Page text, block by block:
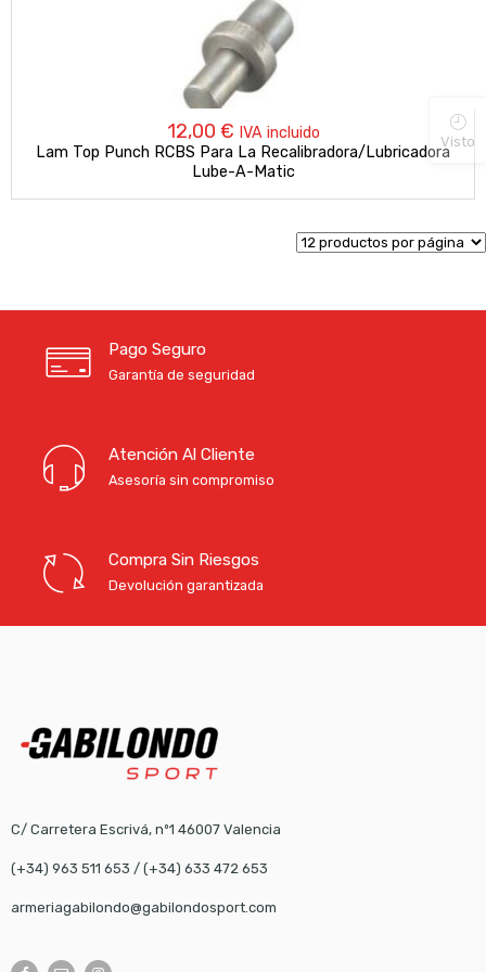
12,00 € IVA incluido
Lam Top Punch RCBS Para La Recalibradora/lubricadora
Lube-A-Matic
Pago Seguro
Garantía de seguridad
Atención Al Cliente
Asesoría sin compromiso
Compra Sin Riesgos
Devolución garantizada
C/ Carretera Escrivá, nº1 46007 Valencia
(+34) 963 511 653 / (+34) 633 472 653
armeriagabilondo@gabilondosport.com
Visto